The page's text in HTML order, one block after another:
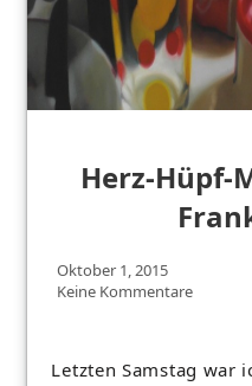
Herz-Hüpf-
Oktober 1, 2015
Keine Kommentare
Letzten Samstag war